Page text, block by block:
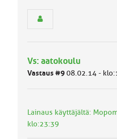
ä
l
u
a
:
Vs: aatokoulu
Vastaus #908.02.14 -
Lainaus käyttäjältä:
klo:23:39